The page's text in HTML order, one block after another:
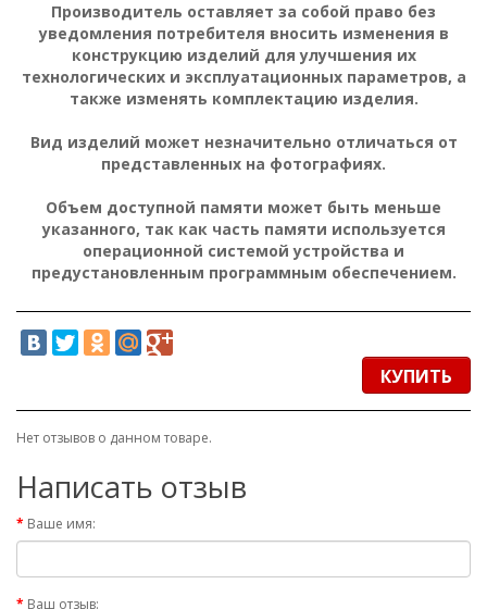
Производитель оставляет за собой право без
уведомления потребителя вносить изменения в
конструкцию изделий для улучшения их
технологических и эксплуатационных параметров, а
также изменять комплектацию изделия.
Вид изделий может незначительно отличаться от
представленных на фотографиях.
Объем доступной памяти может быть меньше
указанного, так как часть памяти используется
операционной системой устройства и
предустановленным программным обеспечением.
КУПИТЬ
Нет отзывов о данном товаре.
Написать отзыв
Ваше имя:
Ваш отзыв: